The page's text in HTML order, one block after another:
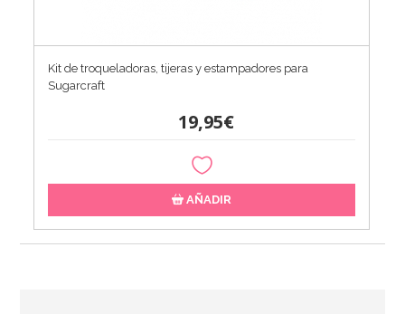
Kit de troqueladoras, tijeras y estampadores para
Sugarcraft
19,95€
AÑADIR